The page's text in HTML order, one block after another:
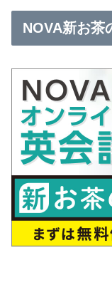
NOVA新お茶